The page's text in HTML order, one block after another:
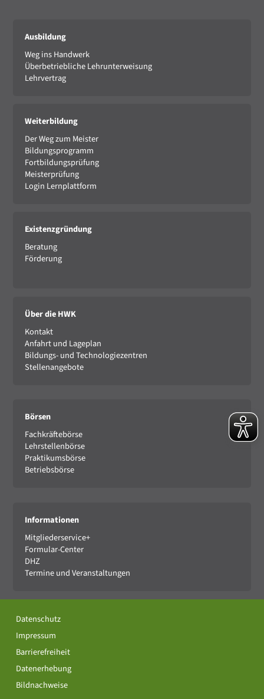
Ausbildung
Weg ins Handwerk
Überbetriebliche Lehrunterweisung
Lehrvertrag
Weiterbildung
Der Weg zum Meister
Bildungsprogramm
Fortbildungsprüfung
Meisterprüfung
Login Lernplattform
Existenzgründung
Beratung
Förderung
Über die HWK
Kontakt
Anfahrt und Lageplan
Bildungs- und Technologiezentren
Stellenangebote
Börsen
Fachkräftebörse
Lehrstellenbörse
Praktikumsbörse
Betriebsbörse
Informationen
Mitgliederservice+
Formular-Center
DHZ
Termine und Veranstaltungen
Datenschutz
Impressum
Barrierefreiheit
Datenerhebung
Bildnachweise